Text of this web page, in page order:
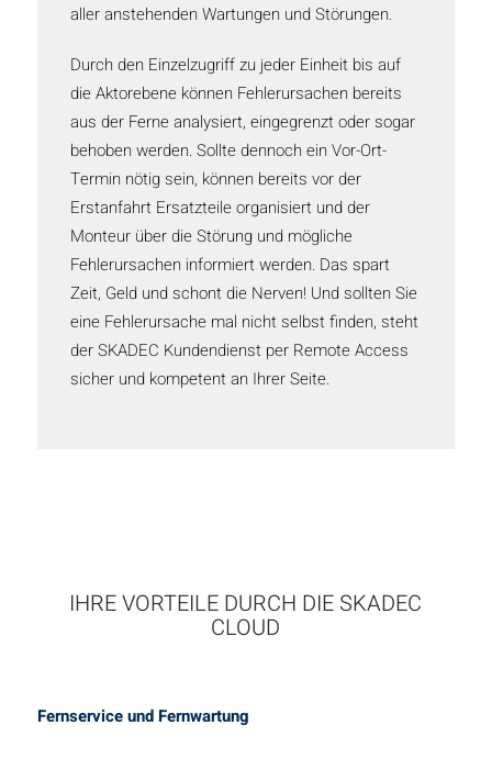
aller anstehenden Wartungen und Störungen.
Durch den Einzelzugriff zu jeder Einheit bis auf
die Aktorebene können Fehlerursachen bereits
aus der Ferne analysiert, eingegrenzt oder sogar
behoben werden. Sollte dennoch ein Vor-Ort-
Termin nötig sein, können bereits vor der
Erstanfahrt Ersatzteile organisiert und der
Monteur über die Störung und mögliche
Fehlerursachen informiert werden. Das spart
Zeit, Geld und schont die Nerven! Und sollten Sie
eine Fehlerursache mal nicht selbst finden, steht
der SKADEC Kundendienst per Remote Access
sicher und kompetent an Ihrer Seite.
IHRE VORTEILE DURCH DIE SKADEC
CLOUD
Fernservice und Fernwartung